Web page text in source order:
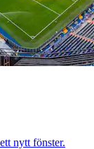
nytt fönster.